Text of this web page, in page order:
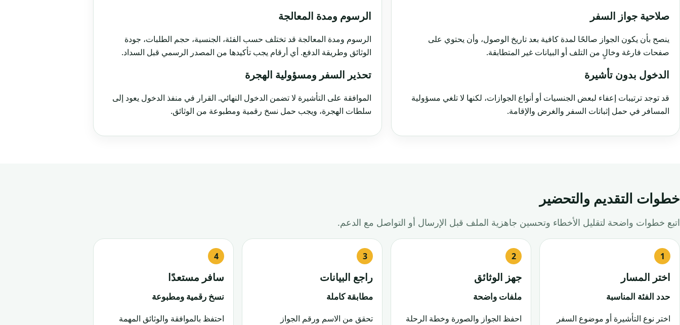
صلاحية جواز السفر
ينصح بأن يكون الجواز صالحًا لمدة كافية بعد تاريخ الوصول، وأن يحتوي على
صفحات فارغة وخالٍ من التلف أو البيانات غير المتطابقة.
الدخول بدون تأشيرة
قد توجد ترتيبات إعفاء لبعض الجنسيات أو أنواع الجوازات، لكنها لا تلغي مسؤولية
المسافر في حمل إثباتات السفر والغرض والإقامة.
الرسوم ومدة المعالجة
الرسوم ومدة المعالجة قد تختلف حسب الفئة، الجنسية، حجم الطلبات، جودة
الوثائق وطريقة الدفع. أي أرقام يجب تأكيدها من المصدر الرسمي قبل السداد.
تحذير السفر ومسؤولية الهجرة
الموافقة على التأشيرة لا تضمن الدخول النهائي. القرار في منفذ الدخول يعود إلى
سلطات الهجرة، ويجب حمل نسخ رقمية ومطبوعة من الوثائق.
خطوات التقديم والتحضير
اتبع خطوات واضحة لتقليل الأخطاء وتحسين جاهزية الملف قبل الإرسال أو التواصل مع الدعم.
اختر المسار
حدد الفئة المناسبة
اختر نوع التأشيرة أو موضوع السفر
جهز الوثائق
ملفات واضحة
احفظ الجواز والصورة وخطة الرحلة
راجع البيانات
مطابقة كاملة
تحقق من الاسم ورقم الجواز
سافر مستعدًا
نسخ رقمية ومطبوعة
احتفظ بالموافقة والوثائق المهمة